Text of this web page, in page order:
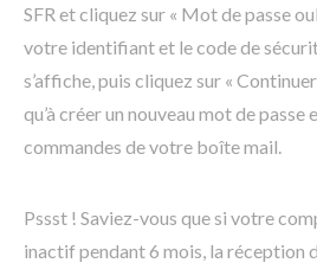
SFR et cliquez sur « Mot de passe
votre identifiant et le code de
s’affiche, puis cliquez sur « Continuer
qu’à créer un nouveau mot de
commandes de votre boîte mail.
Pssst ! Saviez-vous que si votre
inactif pendant 6 mois, la réception